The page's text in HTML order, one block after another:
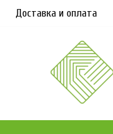
Доставка и оплата